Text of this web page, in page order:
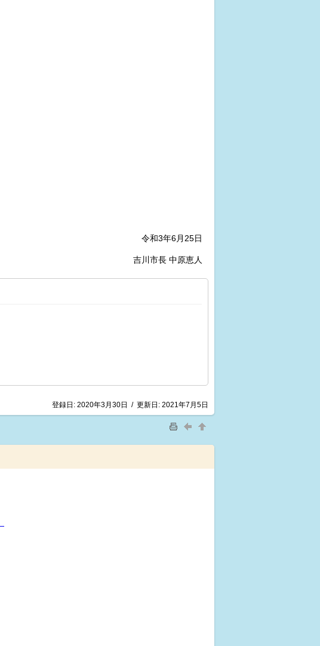
令和3年6月25日
吉川市長 中原恵人
登録日: 2020年3月30日 / 更新日: 2021年7月5日